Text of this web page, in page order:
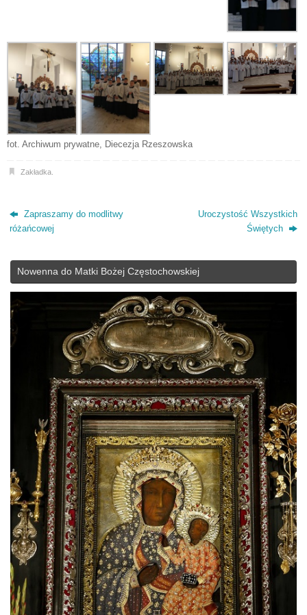
fot. Archiwum prywatne, Diecezja Rzeszowska
Zakładka.
Zapraszamy do modlitwy
różańcowej
Uroczystość Wszystkich
Świętych
Nowenna do Matki Bożej Częstochowskiej